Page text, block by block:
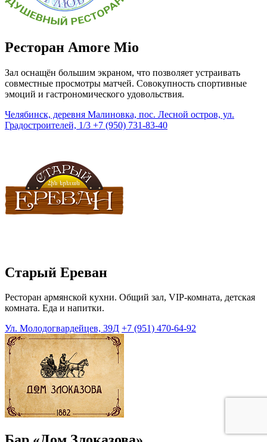
Ресторан Amore Mio
Зал оснащён большим экраном, что позволяет устраивать
совместные просмотры матчей. Совокупность спортивные
эмоций и гастрономического удовольствия.
Челябинск, деревня Малиновка, пос. Лесной остров, ул.
Градостроителей, 1/3 +7 (950) 731-83-40
Старый Ереван
Ресторан армянской кухни. Общий зал, VIP-комната, детская
комната. Еда и напитки.
Ул. Молодогвардейцев, 39Д +7 (951) 470-64-92